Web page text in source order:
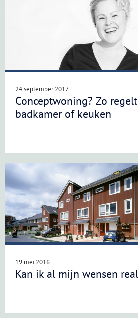
24 september 2017
Conceptwoning? Zo
badkamer of keuken
19 mei 2016
Kan ik al mijn wensen